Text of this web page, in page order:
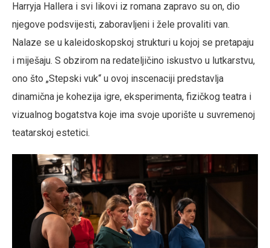
Harryja Hallera i svi likovi iz romana zapravo su on, dio
njegove podsvijesti, zaboravljeni i žele provaliti van.
Nalaze se u kaleidoskopskoj strukturi u kojoj se pretapaju
i miješaju. S obzirom na redateljičino iskustvo u lutkarstvu,
ono što „Stepski vuk“ u ovoj inscenaciji predstavlja
dinamična je kohezija igre, eksperimenta, fizičkog teatra i
vizualnog bogatstva koje ima svoje uporište u suvremenoj
teatarskoj estetici.